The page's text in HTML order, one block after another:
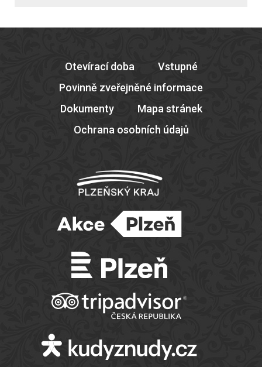
Otevírací doba
Vstupné
Povinně zveřejněné informace
Dokumenty
Mapa stránek
Ochrana osobních údajů